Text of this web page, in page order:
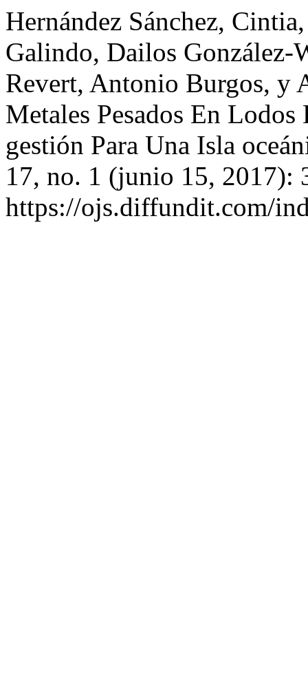
Hernández Sánchez,
Galindo, Dailos González-
Revert, Antonio Burgos, y
Metales Pesados En
gestión Para Una Isla
17, no. 1 (junio 15, 2017):
https://ojs.diffundit.com/